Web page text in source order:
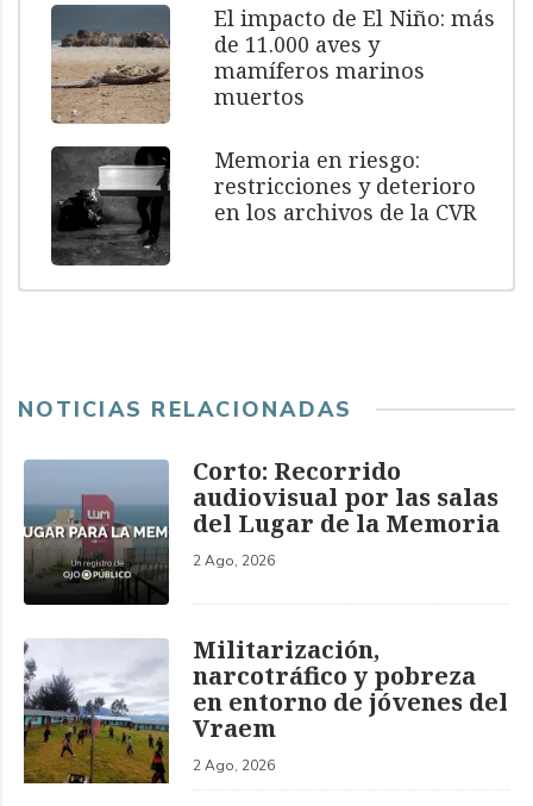
El impacto de El Niño: más
de 11.000 aves y
mamíferos marinos
muertos
Memoria en riesgo:
restricciones y deterioro
en los archivos de la CVR
NOTICIAS RELACIONADAS
Corto: Recorrido
audiovisual por las salas
del Lugar de la Memoria
2 Ago, 2026
Militarización,
narcotráfico y pobreza
en entorno de jóvenes del
Vraem
2 Ago, 2026